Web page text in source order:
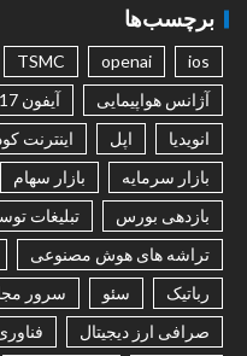
برچسب‌ها
ios
openai
TSMC
آژانس هواپیمایی
آیفون 17
انویدیا
اپل اینترنت
بازار سرمایه
بازار سهام
بازدهی بورس
تبلیغات
تراشه های هوش مصنوعی
رباتیک
سئو سرور
صرافی ارز دیجیتال